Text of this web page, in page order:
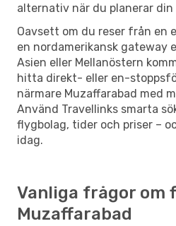
alternativ när du planerar din
Oavsett om du reser från en
en nordamerikansk gateway
Asien eller Mellanöstern
hitta direkt- eller en-
närmare Muzaffarabad med
Använd Travellinks smarta
flygbolag, tider och priser –
idag.
Vanliga frågor om
Muzaffarabad